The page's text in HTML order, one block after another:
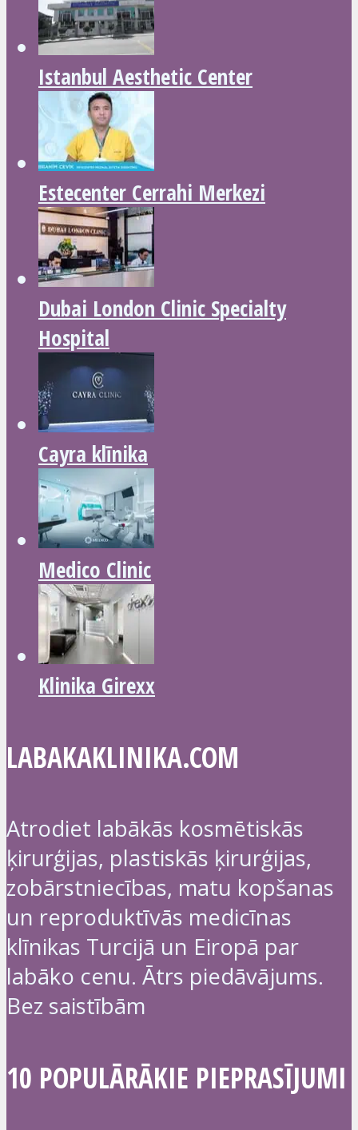
Istanbul Aesthetic Center
Estecenter Cerrahi Merkezi
Dubai London Clinic Specialty
Hospital
Cayra klīnika
Medico Clinic
Klinika Girexx
LABAKAKLINIKA.COM
Atrodiet labākās kosmētiskās
ķirurģijas, plastiskās ķirurģijas,
zobārstniecības, matu kopšanas
un reproduktīvās medicīnas
klīnikas Turcijā un Eiropā par
labāko cenu. Ātrs piedāvājums.
Bez saistībām
10 POPULĀRĀKIE PIEPRASĪJUMI